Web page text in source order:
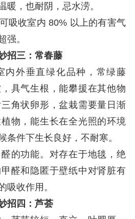
暖，也耐阴，忌水涝。
吸收室内 80% 以上的有害气
强。
招三：常春藤
内外垂直绿化品种，常绿藤
具气生根，能攀援在其他物
角状卵形，盆栽需要量日渐
物，能生长在全光照的环境
条件下生长良好，不耐寒。
的功能。对存在于地毯，绝
醛和隐匿于壁纸中对肾脏有
吸收作用。
招四：芦荟